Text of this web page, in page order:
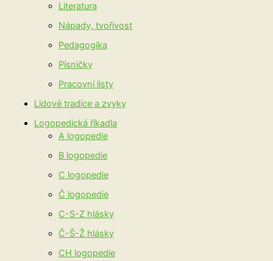
Literatura
Nápady, tvořivost
Pedagogika
Písničky
Pracovní listy
Lidové tradice a zvyky
Logopedická říkadla
A logopedie
B logopedie
C logopedie
Č logopedie
C-S-Z hlásky
Č-Š-Ž hlásky
CH logopedie